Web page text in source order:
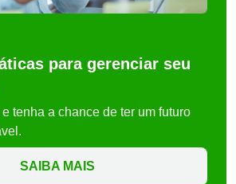
para gerenciar seu
tenha a chance de ter um futuro
SAIBA MAIS